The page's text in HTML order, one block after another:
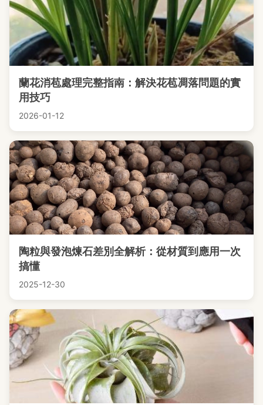
蘭花消苞處理完整指南：解決花苞凋落問題的實
用技巧
2026-01-12
陶粒與發泡煉石差別全解析：從材質到應用一次
搞懂
2025-12-30